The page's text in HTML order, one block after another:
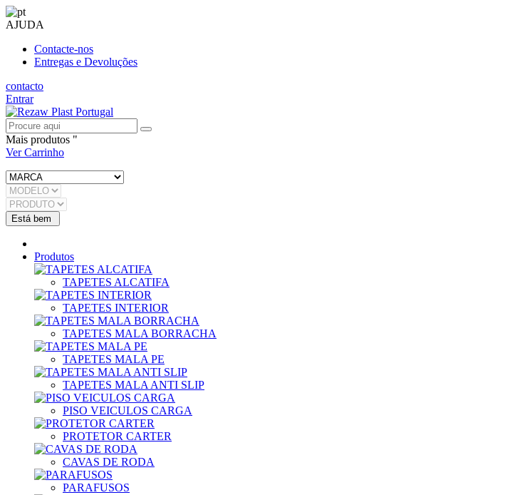
AJUDA
Contacte-nos
Entregas e Devoluções
contacto
Entrar
Mais produtos "
Ver Carrinho
Produtos
TAPETES ALCATIFA
TAPETES INTERIOR
TAPETES MALA BORRACHA
TAPETES MALA PE
TAPETES MALA ANTI SLIP
PISO VEICULOS CARGA
PROTETOR CARTER
CAVAS DE RODA
PARAFUSOS